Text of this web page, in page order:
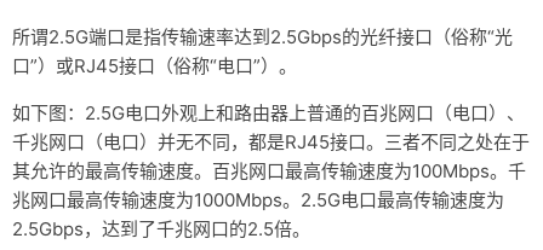
所谓2.5G端口是指传输速率达到2.5Gbps的光纤接口（俗称“光
口”）或RJ45接口（俗称“电口”）。
如下图：2.5G电口外观上和路由器上普通的百兆网口（电口）、
千兆网口（电口）并无不同，都是RJ45接口。三者不同之处在于
其允许的最高传输速度。百兆网口最高传输速度为100Mbps。千
兆网口最高传输速度为1000Mbps。2.5G电口最高传输速度为
2.5Gbps，达到了千兆网口的2.5倍。